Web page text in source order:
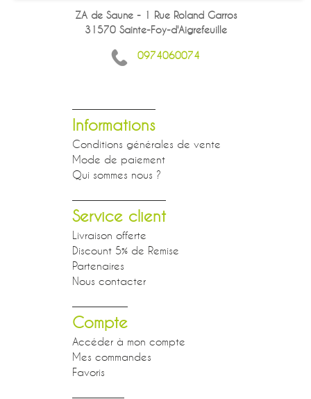
ZA de Saune - 1 Rue Roland Garros
31570 Sainte-Foy-d'Aigrefeuille
0974060074
Informations
Conditions générales de vente
Mode de paiement
Qui sommes nous ?
Service client
Livraison offerte
Discount 5% de Remise
Partenaires
Nous contacter
Compte
Accéder à mon compte
Mes commandes
Favoris